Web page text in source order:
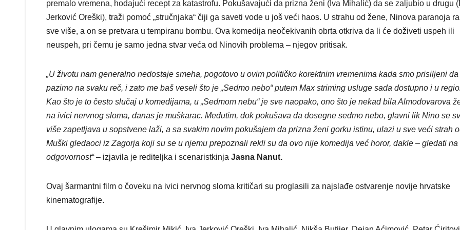
premalo vremena, hodajući recept za katastrofu. Pokušavajući da prizna ženi (Iva Mihalić) da se zaljubio u drugu
Jerković Oreški), traži pomoć „stručnjaka“ čiji ga saveti vode u još veći haos. U strahu od žene, Ninova paranoja
sve više, a on se pretvara u tempiranu bombu. Ova komedija neočekivanih obrta otkriva da li će doživeti uspeh ili
neuspeh, pri čemu je samo jedna stvar veća od Ninovih problema – njegov pritisak.
„U životu nam generalno nedostaje smeha, pogotovo u ovim političko korektnim vremenima kada smo prisiljeni da
pazimo na svaku reč, i zato me baš veseli što je „Sedmo nebo“ putem Max striming usluge sada dostupno i u
Kao što je to često slučaj u komedijama, u „Sedmom nebu“ je sve naopako, ono što je nekad bila Almodovarova
na ivici nervnog sloma, danas je muškarac. Međutim, dok pokušava da dosegne sedmo nebo, glavni lik Nino se
više zapetljava u sopstvene laži, a sa svakim novim pokušajem da prizna ženi gorku istinu, ulazi u sve veći strah
Muški gledaoci iz Zagorja koji su se u njemu prepoznali rekli su da ovo nije komedija već horor, dakle – gledati na
odgovornost“– izjavila je rediteljka i scenaristkinja Jasna Nanut.
Ovaj šarmantni film o čoveku na ivici nervnog sloma kritičari su proglasili za najslađe ostvarenje novije hrvatske
kinematografije.
VIKEND FERMARKET
mace